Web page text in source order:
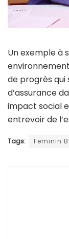
Un exemple à
de progrès
d’assurance
impact social
entrevoir de
Tags: Feminin